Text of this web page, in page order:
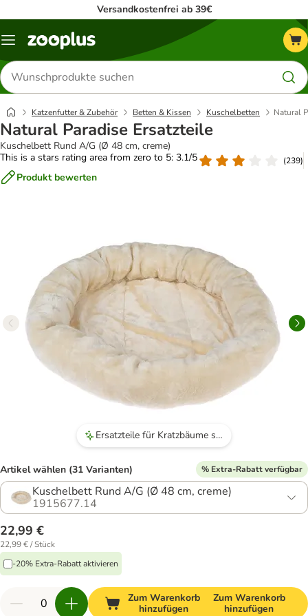
Versandkostenfrei ab 39€
Menü
Produkte
suchen
Katzenfutter & Zubehör Betten & Kissen Kuschelbetten Natural
Natural Paradise Ersatzteile
Kuschelbett Rund A/G (Ø 48 cm, creme)
This is a stars rating area from zero to 5: 3.1/5
(239)
Produkt bewerten
Ersatzteile für Kratzbäume sind verfügbar.
Artikel wählen (31 Varianten) % Extra-Rabatt verfügbar
Kuschelbett Rund A/G (Ø 48 cm, creme)
1915677.14
22,99 €
22,99 € / Stück
-20% Extra-Rabatt aktivieren
Zum Warenkorb
hinzufügen
Zum Warenkorb
hinzufügen